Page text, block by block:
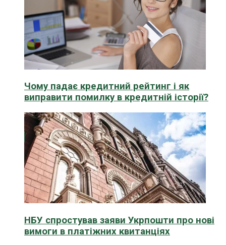
Чому падає кредитний рейтинг і як
виправити помилку в кредитній історії?
НБУ спростував заяви Укрпошти про нові
вимоги в платіжних квитанціях